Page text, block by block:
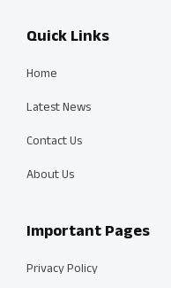
Quick Links
Home
Latest News
Contact Us
About Us
Important Pages
Privacy Policy